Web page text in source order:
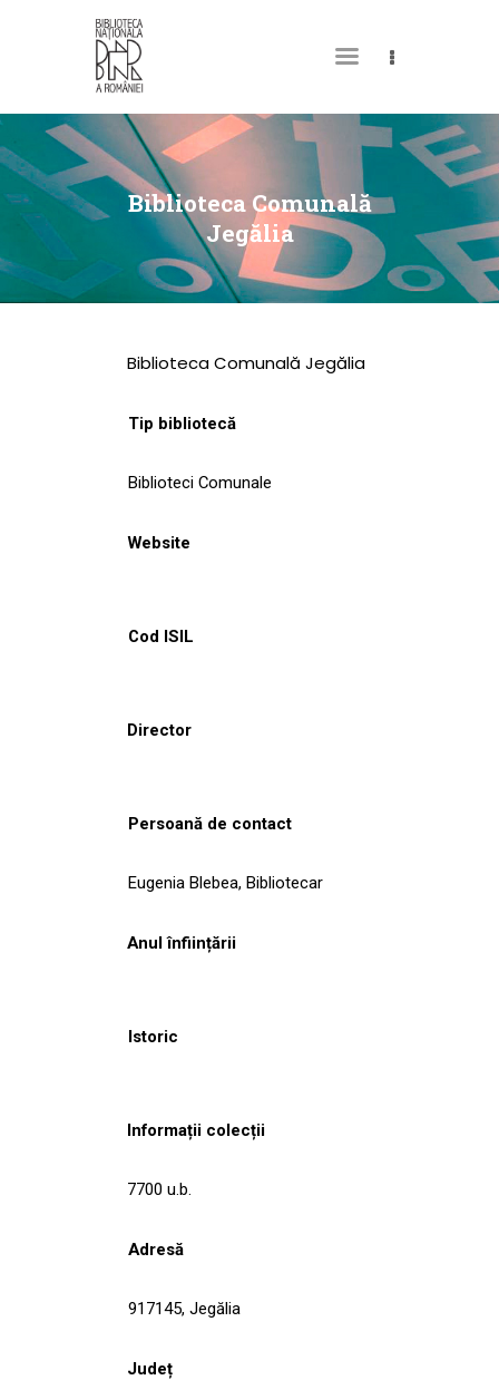
Biblioteca Comunală
Jegălia
DESPRE NOI
PERMISUL MEU DE
BIBLIOTECĂ
CATALOAGE ȘI
COLECȚII
CULTURALE
NOUTĂȚI
Biblioteca Comunală Jegălia
Tip bibliotecă
Biblioteci Comunale
Website
Cod ISIL
Director
Persoană de contact
Eugenia Blebea, Bibliotecar
Anul înființării
Istoric
Informații colecții
7700 u.b.
Adresă
917145, Jegălia
Județ